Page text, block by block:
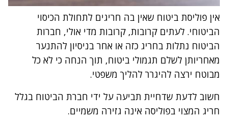
אין פוליסת ביטוח שאין בה חריגים לתחולת הכיסוי
הביטוחי. לעתים קרובות, קרובות מדי אולי, חברות
הביטוח נתלות בחריג כזה או אחר בניסיון להתנער
מאחריותן לשלם תגמולי ביטוח, תוך הנחה כי לא כל
מבוטח ירצה להיגרר להליך משפטי.
חשוב לדעת שדחיית תביעה על ידי חברת הביטוח בגלל
חריג המצוי בפוליסה אינה גזירה משמיים.